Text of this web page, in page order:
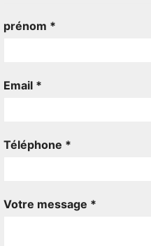
prénom *
Email *
Téléphone *
Votre message *